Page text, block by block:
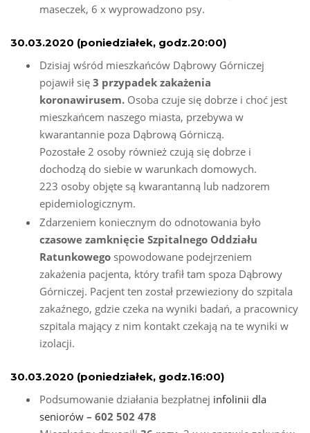
maseczek, 6 x wyprowadzono psy.
30.03.2020 (poniedziałek, godz.20:00)
Dzisiaj wśród mieszkańców Dąbrowy Górniczej
pojawił się 3 przypadek zakażenia
koronawirusem. Osoba czuje się dobrze i choć jest
mieszkańcem naszego miasta, przebywa w
kwarantannie poza Dąbrową Górniczą.
Pozostałe 2 osoby również czują się dobrze i
dochodzą do siebie w warunkach domowych.
223 osoby objęte są kwarantanną lub nadzorem
epidemiologicznym.
Zdarzeniem koniecznym do odnotowania było
czasowe zamknięcie Szpitalnego Oddziału
Ratunkowego spowodowane podejrzeniem
zakażenia pacjenta, który trafił tam spoza Dąbrowy
Górniczej. Pacjent ten został przewieziony do szpitala
zakaźnego, gdzie czeka na wyniki badań, a pracownicy
szpitala mający z nim kontakt czekają na te wyniki w
izolacji.
30.03.2020 (poniedziałek, godz.16:00)
Podsumowanie działania bezpłatnej infolinii dla
seniorów – 602 502 478